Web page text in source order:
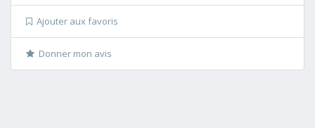
Ajouter aux favoris
Donner mon avis